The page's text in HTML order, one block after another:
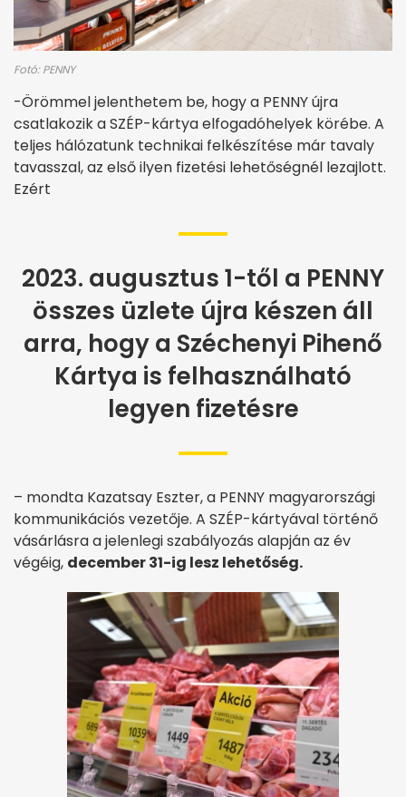
Fotó: PENNY
-Örömmel jelenthetem be, hogy a PENNY újra
csatlakozik a SZÉP-kártya elfogadóhelyek körébe. A
teljes hálózatunk technikai felkészítése már tavaly
tavasszal, az első ilyen fizetési lehetőségnél lezajlott.
Ezért
2023. augusztus 1-től a PENNY
összes üzlete újra készen áll
arra, hogy a Széchenyi Pihenő
Kártya is felhasználható
legyen fizetésre
– mondta Kazatsay Eszter, a PENNY magyarországi
kommunikációs vezetője. A SZÉP-kártyával történő
vásárlásra a jelenlegi szabályozás alapján az év
végéig, december 31-ig lesz lehetőség.